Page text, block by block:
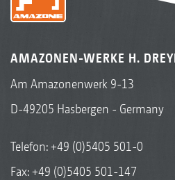
AMAZONEN-WERKE H.
Am Amazonenwerk 9-13
D-49205 Hasbergen - Germany
Telefon:+49 (0)5405 501-0
Fax: +49 (0)5405 501-147